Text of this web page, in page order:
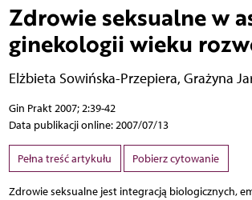
Zdrowie seksualne w
ginekologii wieku
Elżbieta Sowińska-Przepiera, Grażyna
Gin Prakt 2007; 2:39-42
Data publikacji online: 2007/07/13
Pełna treść artykułu Pobierz cytowanie
Zdrowie seksualne jest integracją biologicznych,